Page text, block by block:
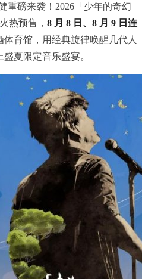
重磅来袭！2026「少年的奇幻
热预售， 8 月 8 日、8 月 9 日连
育馆，用经典旋律唤醒几代人
夏限定音乐盛宴。